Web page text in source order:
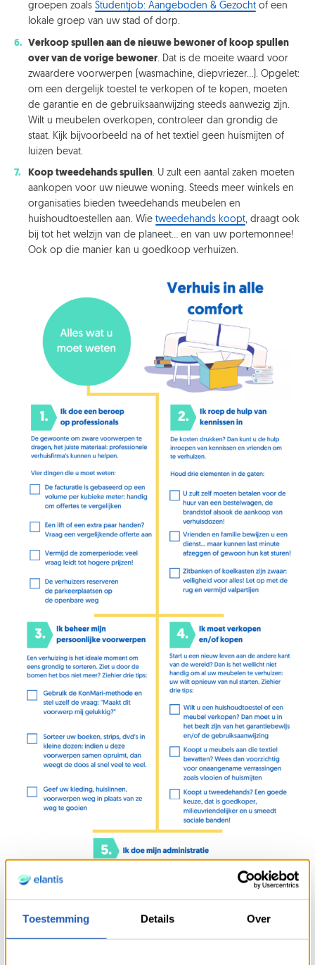
Toestemming Details Over
groepen zoals Studentjob: Aangeboden & Gezochtof een
lokale groep van uw stad of dorp.
Verkoop spullen aan de nieuwe bewoner of koop spullen
over van de vorige bewoner. Dat is de moeite waard voor
zwaardere voorwerpen (wasmachine, diepvriezer…). Opgelet:
om een dergelijk toestel te verkopen of te kopen, moeten
de garantie en de gebruiksaanwijzing steeds aanwezig zijn.
Wilt u meubelen overkopen, controleer dan grondig de
staat. Kijk bijvoorbeeld na of het textiel geen huismijten of
luizen bevat.
Koop tweedehands spullen. U zult een aantal zaken moeten
aankopen voor uw nieuwe woning. Steeds meer winkels en
organisaties bieden tweedehands meubelen en
huishoudtoestellen aan. Wie tweedehands koopt, draagt ook
bij tot het welzijn van de planeet… en van uw portemonnee!
Ook op die manier kan u goedkoop verhuizen.